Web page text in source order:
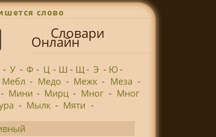
слово
Словари
Онлайн
- У - Ф - Ц - Ш - Щ- Э - Ю-
Мебл - Медо - Межк - Меза -
- Мини - Мирц - Мног - Мног
- Мылк - Мяти -